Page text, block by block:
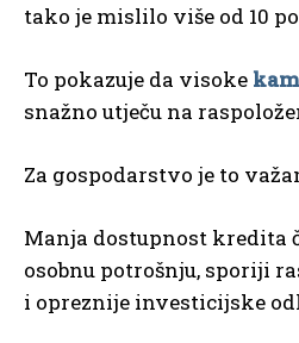
tako je mislilo više od 10
To pokazuje da visoke
snažno utječu na
Za gospodarstvo je to
Manja dostupnost kredita
osobnu potrošnju, sporiji
i opreznije investicijske